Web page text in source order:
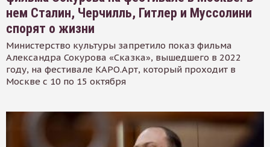
нем Сталин, Черчилль, Гитлер и Муссолини
спорят о жизни
Министерство культуры запретило показ фильма
Александра Сокурова «Сказка», вышедшего в 2022
году, на фестивале КАРО.Арт, который проходит в
Москве с 10 по 15 октября